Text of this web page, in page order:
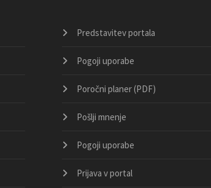
Predstavitev portala
Pogoji uporabe
Poročni planer (PDF)
Pošlji mnenje
Pogoji uporabe
Prijava v portal